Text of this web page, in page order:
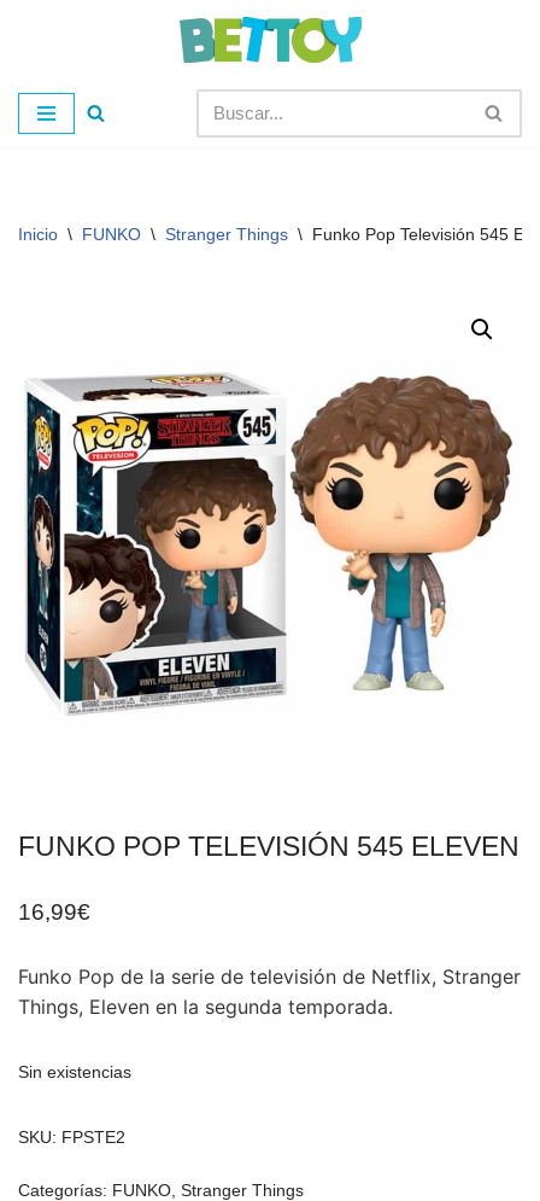
al
contenido
Inicio \ FUNKO \ Stranger Things \ Funko Pop Televisión 545
FUNKO POP TELEVISIÓN 545 ELEVEN
16,99€
Funko Pop de la serie de televisión de Netflix, Stranger
Things, Eleven en la segunda temporada.
Sin existencias
SKU: FPSTE2
Categorías: FUNKO Stranger Things